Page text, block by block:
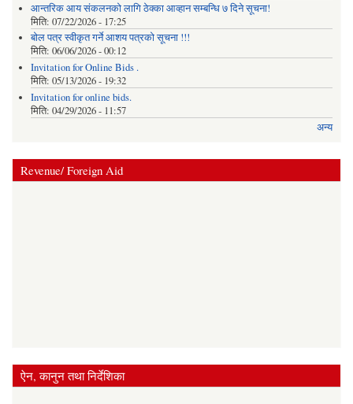
आन्तरिक आय संकलनको लागि ठेक्‍का आव्हान सम्बन्धि ७ दिने सूचना!
मिति: 07/22/2026 - 17:25
बोल पत्र स्वीकृत गर्ने आशय पत्रको सूचना !!!
मिति: 06/06/2026 - 00:12
Invitation for Online Bids .
मिति: 05/13/2026 - 19:32
Invitation for online bids.
मिति: 04/29/2026 - 11:57
अन्य
Revenue/ Foreign Aid
ऐन, कानुन तथा निर्देशिका